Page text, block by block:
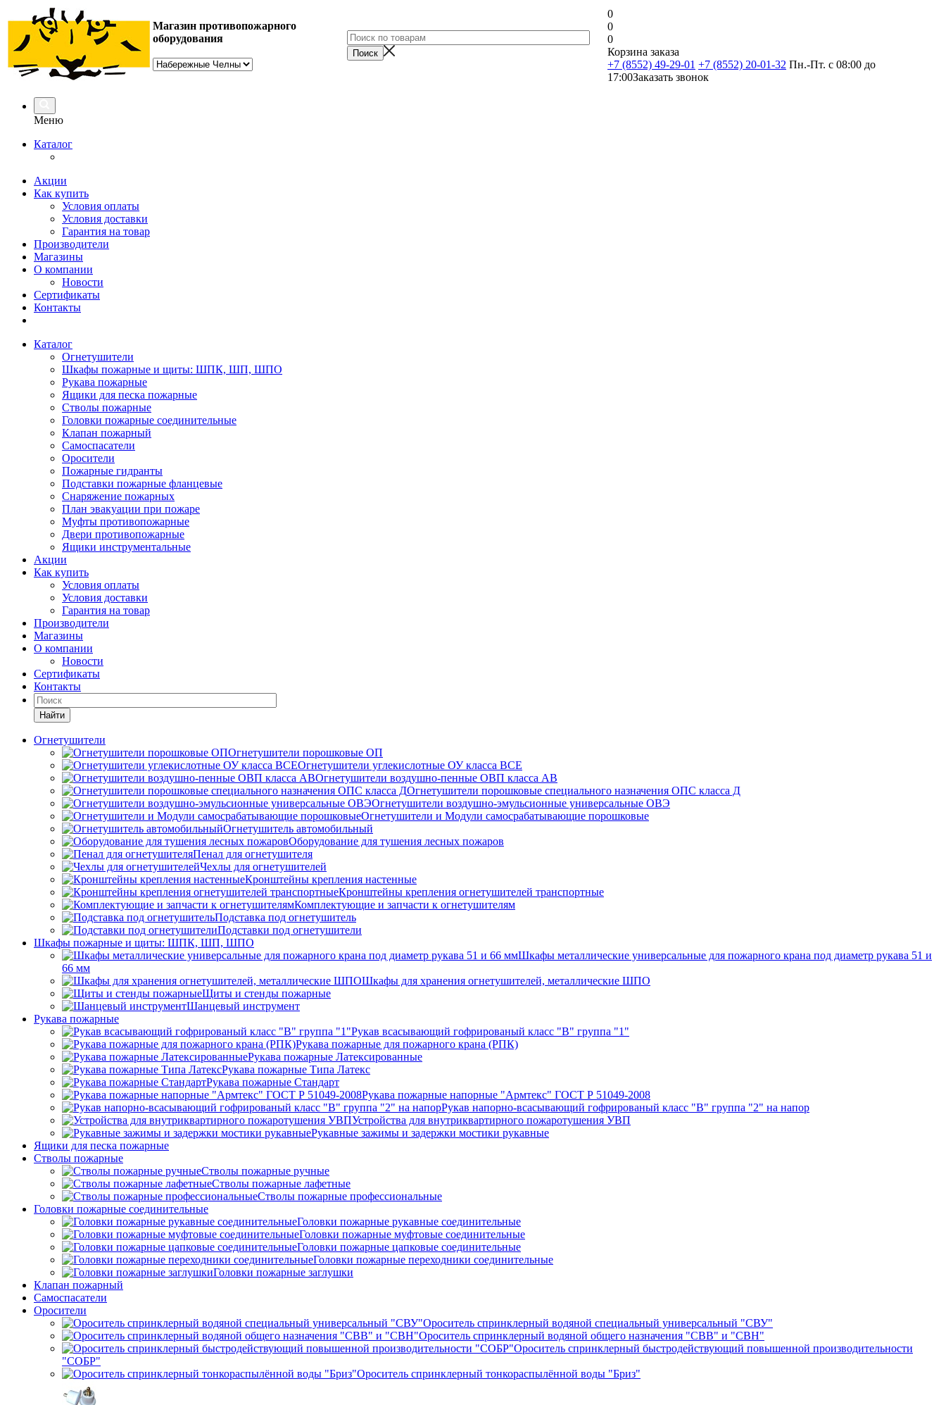
Магазин противопожарного
оборудования
0
0
0
Корзина заказа
+7 (8552) 49-29-01 +7 (8552) 20-01-32 Пн.-Пт. с 08:00 до
17:00Заказать звонок
Меню
Каталог
Акции
Как купить
Условия оплаты
Условия доставки
Гарантия на товар
Производители
Магазины
О компании
Новости
Сертификаты
Контакты
Каталог
Огнетушители
Шкафы пожарные и щиты: ШПК, ШП, ШПО
Рукава пожарные
Ящики для песка пожарные
Стволы пожарные
Головки пожарные соединительные
Клапан пожарный
Самоспасатели
Оросители
Пожарные гидранты
Подставки пожарные фланцевые
Снаряжение пожарных
План эвакуации при пожаре
Муфты противопожарные
Двери противопожарные
Ящики инструментальные
Акции
Как купить
Условия оплаты
Условия доставки
Гарантия на товар
Производители
Магазины
О компании
Новости
Сертификаты
Контакты
Найти
Огнетушители
Огнетушители порошковые ОП
Огнетушители углекислотные ОУ класса ВСЕ
Огнетушители воздушно-пенные ОВП класса АВ
Огнетушители порошковые специального назначения ОПС класса Д
Огнетушители воздушно-эмульсионные универсальные ОВЭ
Огнетушители и Модули самосрабатывающие порошковые
Огнетушитель автомобильный
Оборудование для тушения лесных пожаров
Пенал для огнетушителя
Чехлы для огнетушителей
Кронштейны крепления настенные
Кронштейны крепления огнетушителей транспортные
Комплектующие и запчасти к огнетушителям
Подставка под огнетушитель
Подставки под огнетушители
Шкафы пожарные и щиты: ШПК, ШП, ШПО
Шкафы металлические универсальные для пожарного крана под диаметр рукава 51 и
66 мм
Шкафы для хранения огнетушителей, металлические ШПО
Щиты и стенды пожарные
Шанцевый инструмент
Рукава пожарные
Рукав всасывающий гофрированый класс "В" группа "1"
Рукава пожарные для пожарного крана (РПК)
Рукава пожарные Латексированные
Рукава пожарные Типа Латекс
Рукава пожарные Стандарт
Рукава пожарные напорные "Армтекс" ГОСТ Р 51049-2008
Рукав напорно-всасывающий гофрированый класс "В" группа "2" на напор
Устройства для внутриквартирного пожаротушения УВП
Рукавные зажимы и задержки мостики рукавные
Ящики для песка пожарные
Стволы пожарные
Стволы пожарные ручные
Стволы пожарные лафетные
Стволы пожарные профессиональные
Головки пожарные соединительные
Головки пожарные рукавные соединительные
Головки пожарные муфтовые соединительные
Головки пожарные цапковые соединительные
Головки пожарные переходники соединительные
Головки пожарные заглушки
Клапан пожарный
Самоспасатели
Оросители
Ороситель спринклерный водяной специальный универсальный "СВУ"
Ороситель спринклерный водяной общего назначения "СВВ" и "СВН"
Ороситель спринклерный быстродействующий повышенной производительности
"СОБР"
Ороситель спринклерный тонкораспылённой воды "Бриз"